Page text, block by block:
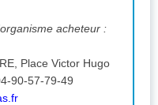
acheteur :